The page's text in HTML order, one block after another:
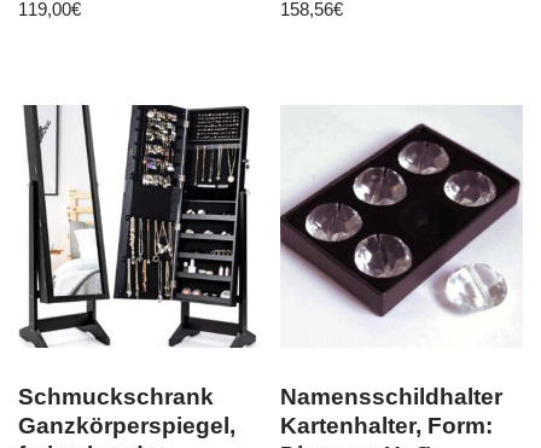
119,00€ 158,56€
Schmuckschrank
Ganzkörperspiegel,
Namensschildhalter
Kartenhalter, Form: